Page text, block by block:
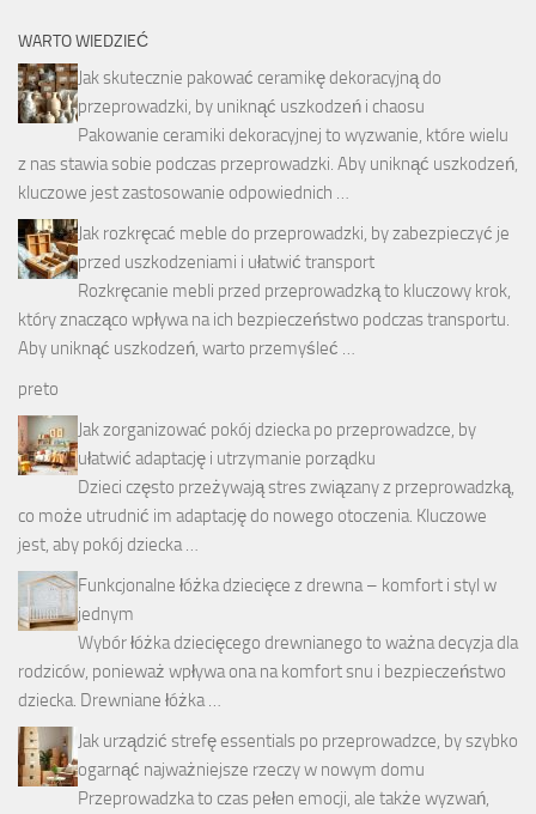
WARTO WIEDZIEĆ
Jak skutecznie pakować ceramikę dekoracyjną do
przeprowadzki, by uniknąć uszkodzeń i chaosu
Pakowanie ceramiki dekoracyjnej to wyzwanie, które wielu
z nas stawia sobie podczas przeprowadzki. Aby uniknąć uszkodzeń,
kluczowe jest zastosowanie odpowiednich …
Jak rozkręcać meble do przeprowadzki, by zabezpieczyć je
przed uszkodzeniami i ułatwić transport
Rozkręcanie mebli przed przeprowadzką to kluczowy krok,
który znacząco wpływa na ich bezpieczeństwo podczas transportu.
Aby uniknąć uszkodzeń, warto przemyśleć …
preto
Jak zorganizować pokój dziecka po przeprowadzce, by
ułatwić adaptację i utrzymanie porządku
Dzieci często przeżywają stres związany z przeprowadzką,
co może utrudnić im adaptację do nowego otoczenia. Kluczowe
jest, aby pokój dziecka …
Funkcjonalne łóżka dziecięce z drewna – komfort i styl w
jednym
Wybór łóżka dziecięcego drewnianego to ważna decyzja dla
rodziców, ponieważ wpływa ona na komfort snu i bezpieczeństwo
dziecka. Drewniane łóżka …
Jak urządzić strefę essentials po przeprowadzce, by szybko
ogarnąć najważniejsze rzeczy w nowym domu
Przeprowadzka to czas pełen emocji, ale także wyzwań,